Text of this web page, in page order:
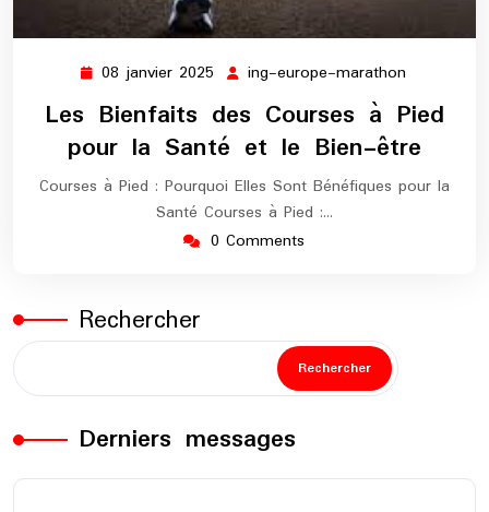
08 janvier 2025 08
janvier
2025
ing-europe-marathon
europe-
marathon
Les Bienfaits des Courses à Pied
pour la Santé et le Bien-être
Courses à Pied : Pourquoi Elles Sont Bénéfiques pour la
Santé Courses à Pied :…
0 Comments
Rechercher
Rechercher
Derniers messages